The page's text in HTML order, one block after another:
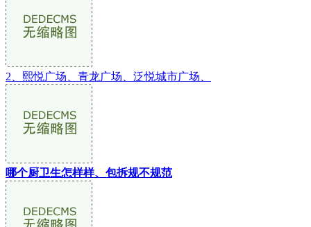
2、熙悦广场、青龙广场、泛悦城市广场、
哪个厨卫生怎样样、包拆规不规范